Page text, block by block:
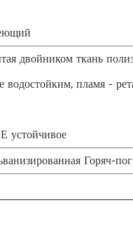
двойником ткань
водостойким, пламя -
Горяч-